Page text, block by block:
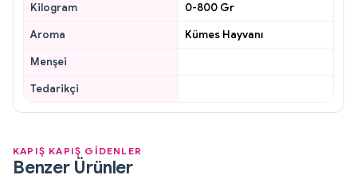
Kilogram
0-800 Gr
Aroma
Kümes Hayvanı
Menşei
Tedarikçi
KAPIŞ KAPIŞ GİDENLER
Benzer Ürünler